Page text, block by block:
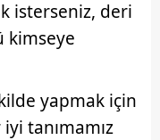
isterseniz, deri
kimseye
yapmak için
tanımamız